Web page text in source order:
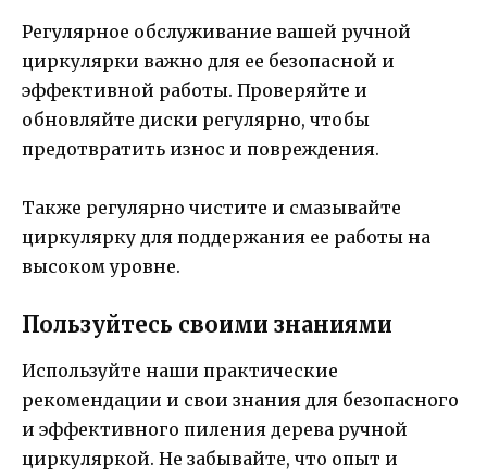
Регулярное обслуживание вашей ручной
циркулярки важно для ее безопасной и
эффективной работы. Проверяйте и
обновляйте диски регулярно, чтобы
предотвратить износ и повреждения.
Также регулярно чистите и смазывайте
циркулярку для поддержания ее работы на
высоком уровне.
Пользуйтесь своими знаниями
Используйте наши практические
рекомендации и свои знания для безопасного
и эффективного пиления дерева ручной
циркуляркой. Не забывайте, что опыт и